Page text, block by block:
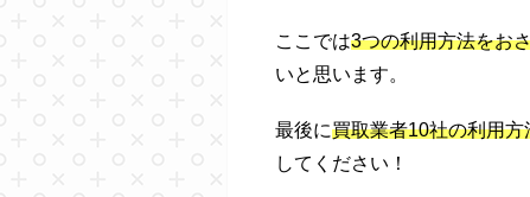
ここでは3つの利用方法をお
いと思います。
最後に買取業者10社の利用
してください！